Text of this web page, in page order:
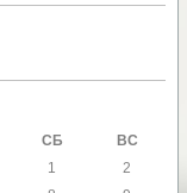
СБ
ВС
1
2